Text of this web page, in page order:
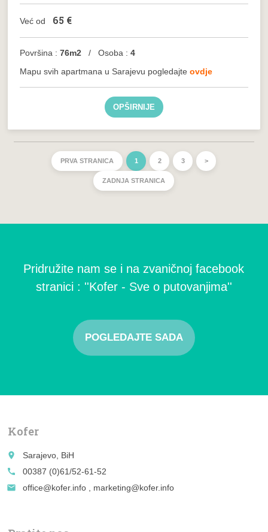
Već od 65 €
Površina :76m2 / Osoba : 4
Mapu svih apartmana u Sarajevu pogledajteovdje
OPŠIRNIJE
PRVA STRANICA 1 2 3 >
ZADNJA STRANICA
Pridružite nam se i na zvaničnoj facebook
stranici : ''Kofer - Sve o putovanjima''
POGLEDAJTE SADA
Kofer
place
Sarajevo, BiH
call
00387 (0)61/52-61-52
email
office@kofer.info , marketing@kofer.info